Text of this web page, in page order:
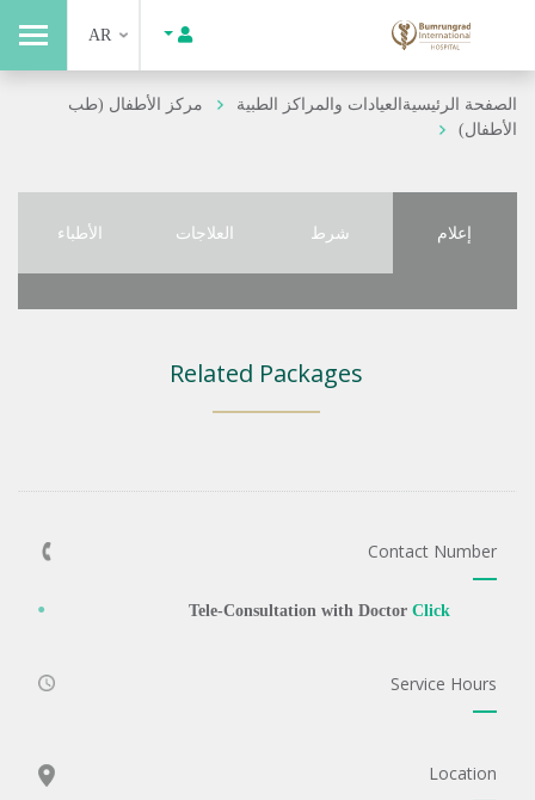
AR
الصفحة الرئيسيةالعيادات والمراكز الطبية
مركز الأطفال (طب
الأطفال)
إعلام شرط العلاجات الأطباء
Related Packages
Contact Number
Tele-Consultation with Doctor Click
Service Hours
Location